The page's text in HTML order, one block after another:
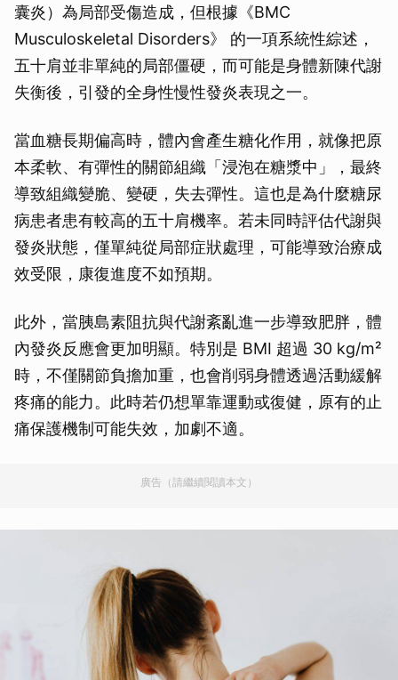
囊炎）為局部受傷造成，但根據《BMC
Musculoskeletal Disorders》 的一項系統性綜述，
五十肩並非單純的局部僵硬，而可能是身體新陳代謝
失衡後，引發的全身性慢性發炎表現之一。
當血糖長期偏高時，體內會產生糖化作用，就像把原
本柔軟、有彈性的關節組織「浸泡在糖漿中」，最終
導致組織變脆、變硬，失去彈性。這也是為什麼糖尿
病患者患有較高的五十肩機率。若未同時評估代謝與
發炎狀態，僅單純從局部症狀處理，可能導致治療成
效受限，康復進度不如預期。
此外，當胰島素阻抗與代謝紊亂進一步導致肥胖，體
內發炎反應會更加明顯。特別是 BMI 超過 30 kg/m²
時，不僅關節負擔加重，也會削弱身體透過活動緩解
疼痛的能力。此時若仍想單靠運動或復健，原有的止
痛保護機制可能失效，加劇不適。
廣告（請繼續閱讀本文）